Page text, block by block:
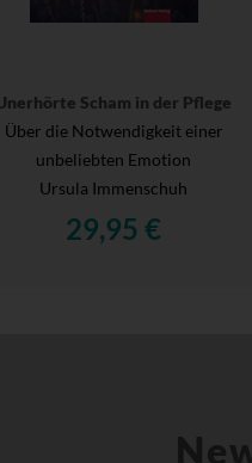
Scham in der Pflege
Über die Notwendigkeit einer
unbeliebten Emotion
Ursula Immenschuh
29,95 €